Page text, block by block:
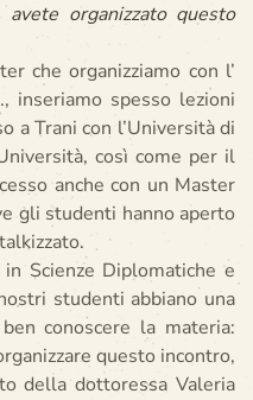
organizzato questo
che organizziamo con l’
inseriamo spesso lezioni
a Trani con l’Università di
così come per il
anche con un Master
gli studenti hanno aperto
Scienze Diplomatiche e
studenti abbiano una
conoscere la materia:
questo incontro,
della dottoressa Valeria